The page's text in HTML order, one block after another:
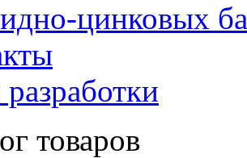
цинковых
товаров